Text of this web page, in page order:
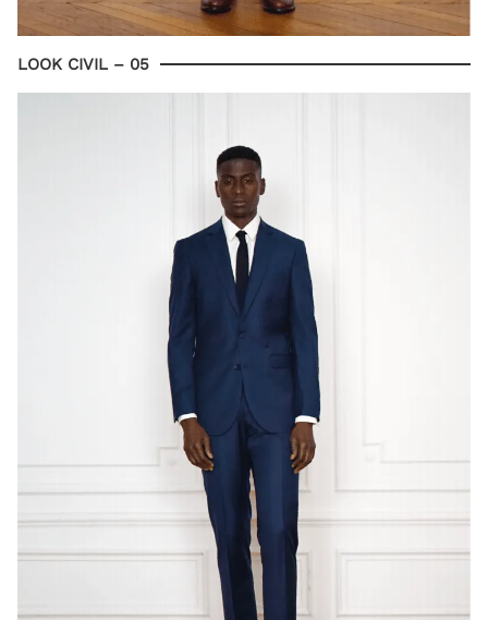
LOOK CIVIL – 05